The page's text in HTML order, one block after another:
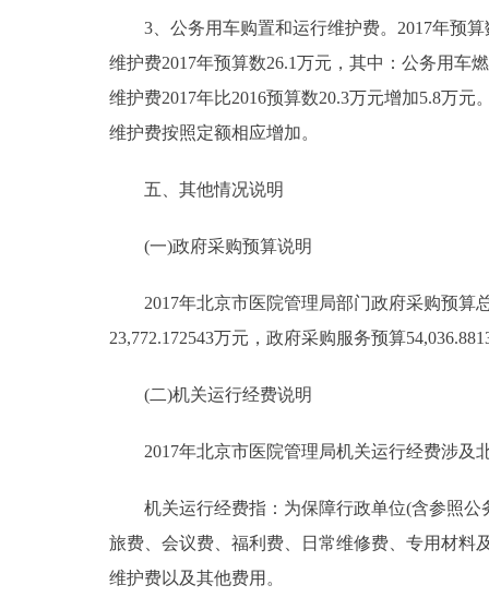
3、公务用车购置和运行维护费。2017年预算
维护费2017年预算数26.1万元，其中：公务用车
维护费2017年比2016预算数20.3万元增加5.8万
维护费按照定额相应增加。
五、其他情况说明
(一)政府采购预算说明
2017年北京市医院管理局部门政府采购预算总
23,772.172543万元，政府采购服务预算
(二)机关运行经费说明
2017年北京市医院管理局机关运行经费涉及北
机关运行经费指：为保障行政单位(含参照公
旅费、会议费、福利费、日常维修费、专用材料
维护费以及其他费用。